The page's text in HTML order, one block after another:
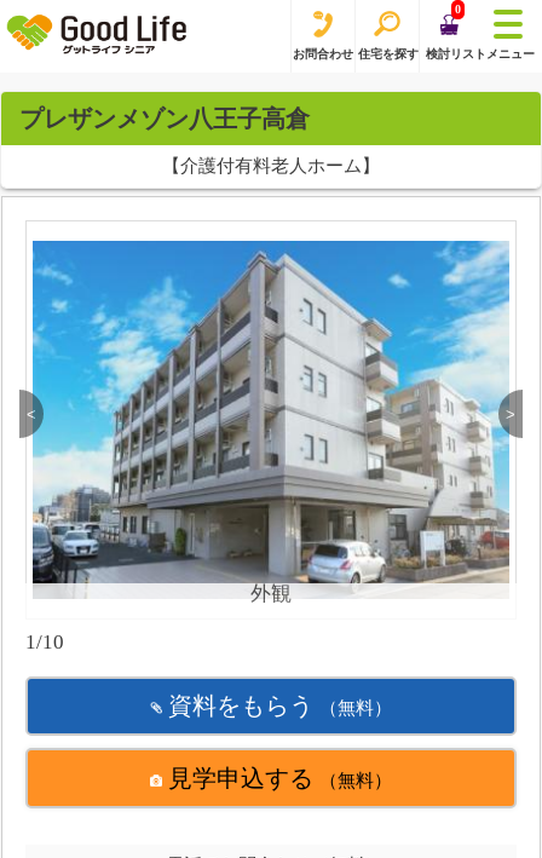
お問合わせ 住宅を探す
0
検討リスト メニュー
プレザンメゾン八王子高倉
【介護付有料老人ホーム】
<
外観
>
1/10
資料をもらう （無料）
見学申込する （無料）